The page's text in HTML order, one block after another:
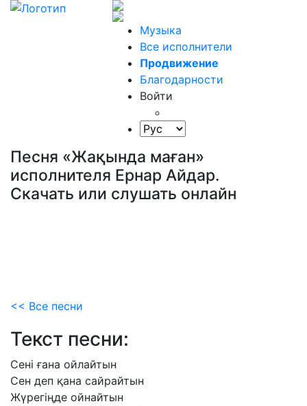
Музыка
Все исполнители
Продвижение
Благодарности
Войти
Песня «Жақында маған»
исполнителя Ернар Айдар.
Скачать или слушать онлайн
<< Все песни
Текст песни:
Сені ғана ойлайтын
Сен деп қана сайрайтын
Жүрегіңде ойнайтын